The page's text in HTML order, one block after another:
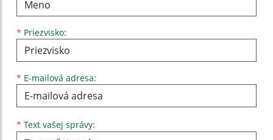
* Priezvisko:
* E-mailová adresa:
* Text vašej správy: